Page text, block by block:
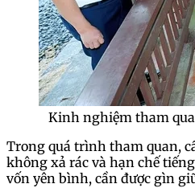
Kinh nghiệm tham
Trong quá trình tham quan,
không xả rác và hạn chế
vốn yên bình, cần được gìn